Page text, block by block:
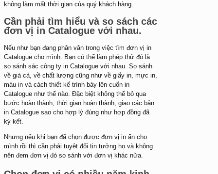
không làm mất thời gian của quý khách hàng.
Cần phải tìm hiểu và so sách các
đơn vị in Catalogue với nhau.
Nếu như bạn đang phân vân trong việc tìm đơn vị in
Catalogue cho mình. Bạn có thể làm phép thử đó là
so sánh sác công ty in Catalogue với nhau. So sánh
về giá cả, về chất lượng cũng như về giấy in, mực in,
màu in và cách thiết kế trình bày lên cuốn in
Catalogue như thế nào. Đặc biệt không thể bỏ qua
bước hoàn thành, thời gian hoàn thành, giao các bản
in Catalogue sao cho hợp lý đúng như hợp đồng đã
ký kết.
Nhưng nếu khi bạn đã chọn được đơn vị in ấn cho
mình rồi thì cần phải tuyệt đối tin tưởng họ và không
nên đem đơn vị đó so sánh với đơn vị khác nữa.